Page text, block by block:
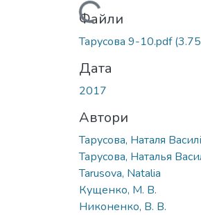
Вантажиться...
Файли
Тарусова 9-10.pdf
Дата
2017
Автори
Тарусова, Наталя
Тарусова, Наталья
Tarusova, Natalia
Кущенко, М. В.
Никоненко, В. В.